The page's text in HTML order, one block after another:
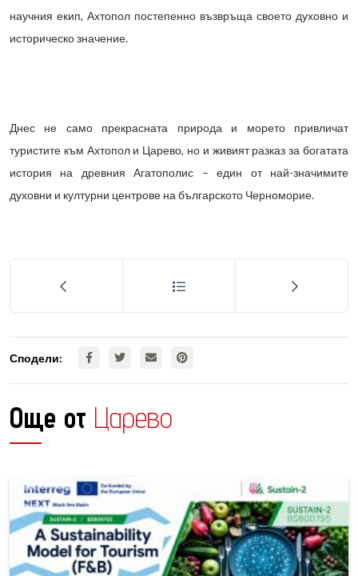
научния екип, Ахтопол постепенно възвръща своето духовно и
историческо значение.
Днес не само прекрасната природа и морето привличат
туристите към Ахтопол и Царево, но и живият разказ за богатата
история на древния Агатополис – един от най-значимите
духовни и културни центрове на българското Черноморие.
Сподели:
Още от Царево